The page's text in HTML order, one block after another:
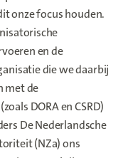
onze focus houden.
en de
die we daarbij
met de
DORA en CSRD)
De Nederlandsche
(NZa) ons